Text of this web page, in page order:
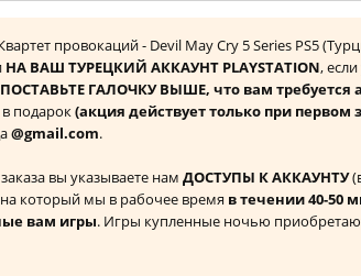
провокаций - Devil May Cry 5 Series PS5
НА ВАШ ТУРЕЦКИЙ АККАУНТ PLAYSTATION,
ПОСТАВЬТЕ ГАЛОЧКУ ВЫШЕ, что вам требуется
подарок(акция действует только при первом
@gmail.com.
вы указываете нам ДОСТУПЫ К АККАУНТУ
который мы в рабочее время в течении 40-50
вам игры. Игры купленные ночью